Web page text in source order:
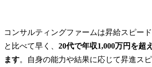
コンサルティングファームは昇給スピー
と比べて早く、 20代で年収1,000万円を超
ます。自身の能力や結果に応じて昇進ス